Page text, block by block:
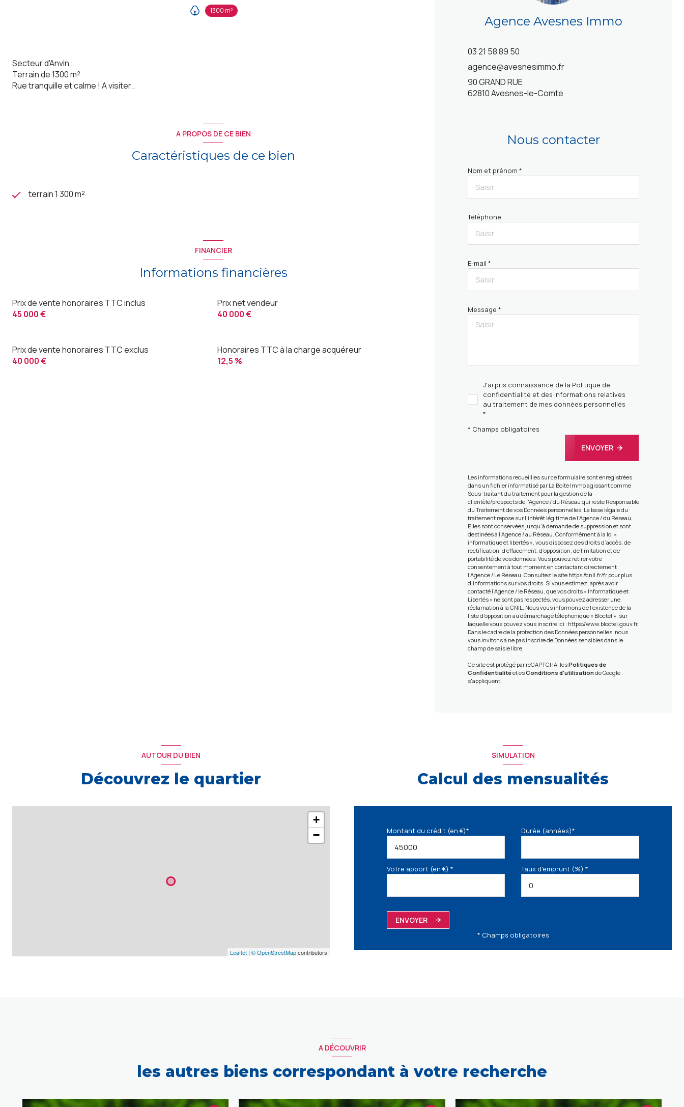
1300 m²
Secteur d'Anvin :
Terrain de 1300 m²
Rue tranquille et calme ! A visiter..
A PROPOS DE CE BIEN
Caractéristiques de ce bien
terrain 1 300 m²
FINANCIER
Informations financières
Prix de vente honoraires TTC inclus
45 000 €
Prix net vendeur
40 000 €
Prix de vente honoraires TTC exclus
40 000 €
Honoraires TTC à la charge acquéreur
12,5 %
Agence Avesnes Immo
03 21 58 89 50
agence@avesnesimmo.fr
90 GRAND RUE
62810 Avesnes-le-Comte
Nous contacter
Nom et prénom *
Téléphone
E-mail *
Message *
J'ai pris connaissance de la Politique de
confidentialité et des informations relatives
au traitement de mes données personnelles
*
* Champs obligatoires
ENVOYER
Les informations recueillies sur ce formulaire sont enregistrées
dans un fichier informatisé par La Boite Immo agissant comme
Sous-traitant du traitement pour la gestion de la
clientèle/prospects de l'Agence / du Réseau qui reste Responsable
du Traitement de vos Données personnelles. La base légale du
traitement repose sur l'intérêt légitime de l'Agence / du Réseau.
Elles sont conservées jusqu'à demande de suppression et sont
destinées à l'Agence / au Réseau. Conformément à la loi «
informatique et libertés », vous disposez des droits d’accès, de
rectification, d’effacement, d’opposition, de limitation et de
portabilité de vos données. Vous pouvez retirer votre
consentement à tout moment en contactant directement
l’Agence / Le Réseau. Consultez le site https://cnil.fr/frpour plus
d’informations sur vos droits. Si vous estimez, après avoir
contacté l'Agence / le Réseau, que vos droits « Informatique et
Libertés » ne sont pas respectés, vous pouvez adresser une
réclamation à la CNIL. Nous vous informons de l’existence de la
liste d'opposition au démarchage téléphonique « Bloctel », sur
laquelle vous pouvez vous inscrire ici : https://www.bloctel.gouv.fr.
Dans le cadre de la protection des Données personnelles, nous
vous invitons à ne pas inscrire de Données sensibles dans le
champ de saisie libre.
Ce site est protégé par reCAPTCHA, lesPolitiques de
Confidentialitéet esConditions d'utilisationde Google
s'appliquent.
AUTOUR DU BIEN
Découvrez le quartier
+
−
Leaflet | © OpenStreetMapcontributors
SIMULATION
Calcul des mensualités
Montant du crédit (en €)* Durée (années)*
Votre apport (en €) * Taux d'emprunt (%) *
ENVOYER
* Champs obligatoires
A DÉCOUVRIR
les autres biens correspondant à votre recherche